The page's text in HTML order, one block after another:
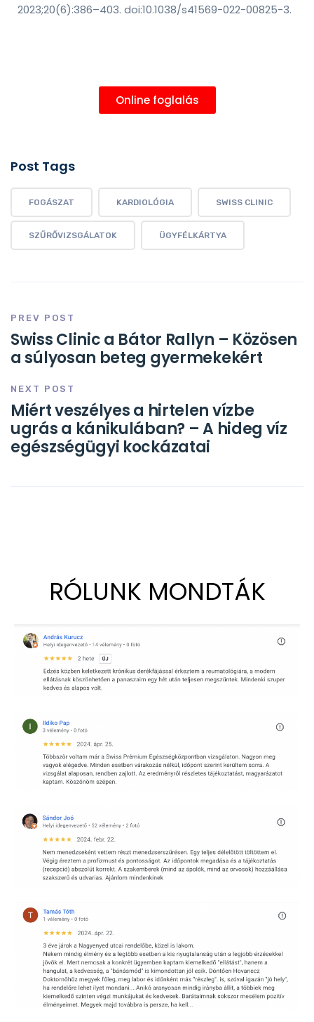
2023;20(6):386–403. doi:10.1038/s41569-022-00825-3.
Online foglalás
Post Tags
FOGÁSZAT KARDIOLÓGIA SWISS CLINIC
SZŰRŐVIZSGÁLATOK ÜGYFÉLKÁRTYA
PREV POST
Swiss Clinic a Bátor Rallyn – Közösen
a súlyosan beteg gyermekekért
NEXT POST
Miért veszélyes a hirtelen vízbe
ugrás a kánikulában? – A hideg víz
egészségügyi kockázatai
RÓLUNK MONDTÁK